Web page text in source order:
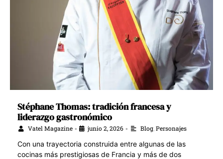
Stéphane Thomas: tradición francesa y
liderazgo gastronómico
Vatel Magazine • junio 2, 2026 • Blog Personajes
Con una trayectoria construida entre algunas de las
cocinas más prestigiosas de Francia y más de dos